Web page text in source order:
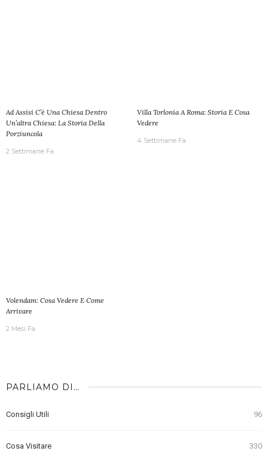
Ad Assisi C’è Una Chiesa Dentro
Un’altra Chiesa: La Storia Della
Porziuncola
2 Settimane Fa
Villa Torlonia A Roma: Storia E Cosa
Vedere
4 Settimane Fa
Volendam: Cosa Vedere E Come
Arrivare
2 Mesi Fa
PARLIAMO DI…
Consigli Utili 96
Cosa Visitare 330